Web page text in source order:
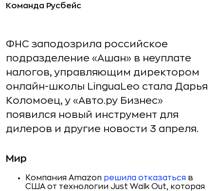
Команда Русбейс
ФНС заподозрила российское
подразделение «Ашан» в неуплате
налогов, управляющим директором
онлайн-школы LinguaLeo стала Дарья
Коломоец, у «Авто.ру Бизнес»
появился новый инструмент для
дилеров и другие новости 3 апреля.
Мир
Компания Amazon решила отказаться в
США от технологии Just Walk Out, которая